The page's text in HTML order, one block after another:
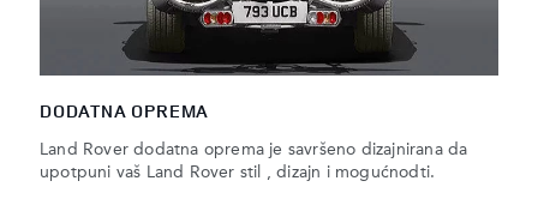
DODATNA OPREMA
Land Rover dodatna oprema je savršeno dizajnirana da
upotpuni vaš Land Rover stil , dizajn i mogućnodti.